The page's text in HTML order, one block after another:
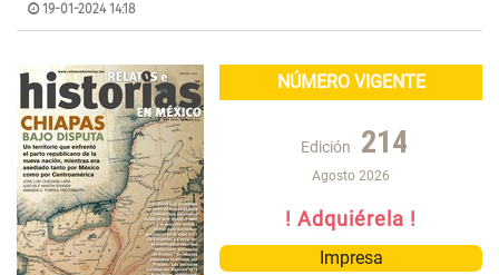
19-01-2024 14:18
NÚMERO VIGENTE
Edición 214
Agosto 2026
! Adquiérela !
Impresa